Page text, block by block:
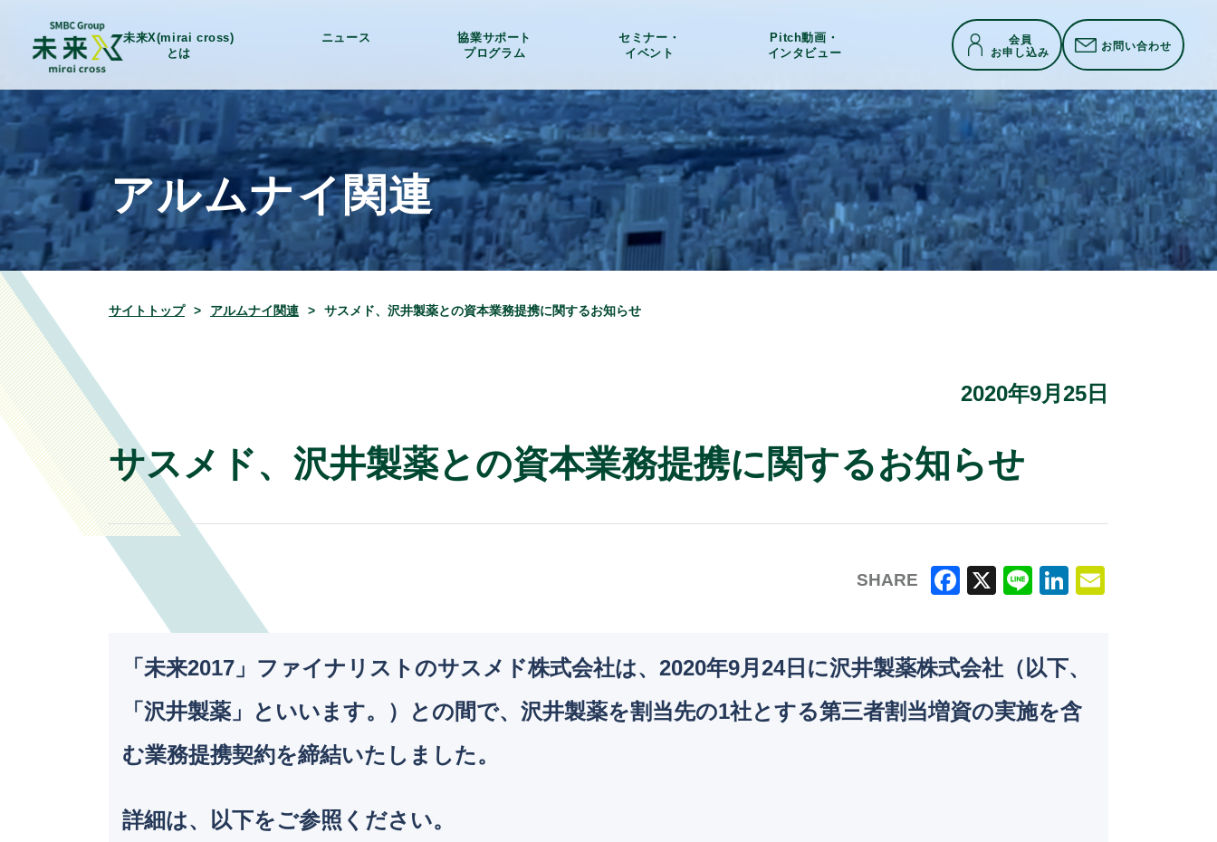
未来X(mirai cross)
とは
ニュース
協業サポート
プログラム
セミナー・
イベント
Pitch動画・
インタビュー
会員
お申し込み お問い合わせ
アルムナイ関連
サイトトップ アルムナイ関連 サスメド、沢井製薬との資本業務提携に関するお知らせ
2020年9月25日
サスメド、沢井製薬との資本業務提携に関するお知らせ
SHARE
c
e
b
e
k
e
dI
「未来2017」ファイナリストのサスメド株式会社は、2020年9月24日に沢井製薬株式会社（以下、
「沢井製薬」といいます。）との間で、沢井製薬を割当先の1社とする第三者割当増資の実施を含
む業務提携契約を締結いたしました。
詳細は、以下をご参照ください。